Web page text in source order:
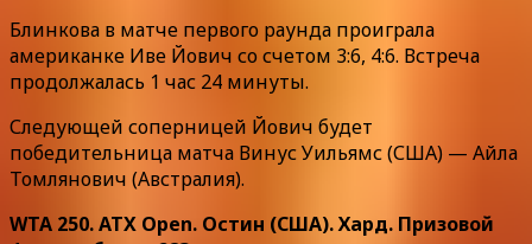
Блинкова в матче первого раунда проиграла
американке Иве Йович со счетом 3:6, 4:6. Встреча
продолжалась 1 час 24 минуты.
Следующей соперницей Йович будет
победительница матча Винус Уильямс (США) — Айла
Томлянович (Австралия).
WTA 250. ATX Open. Остин (США). Хард. Призовой